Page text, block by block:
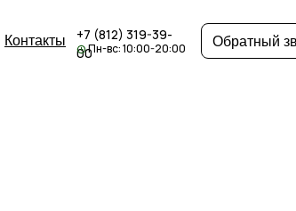
Контакты
+7 (812) 319-39-
00Пн-вс: 10:00-20:00 Обратный